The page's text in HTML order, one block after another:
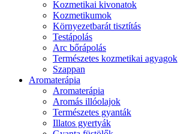
Kozmetikai kivonatok
Kozmetikumok
Környezetbarát tisztítás
Testápolás
Arc bőrápolás
Természetes kozmetikai agyagok
Szappan
Aromaterápia
Aromaterápia
Aromás illóolajok
Természetes gyanták
Illatos gyertyák